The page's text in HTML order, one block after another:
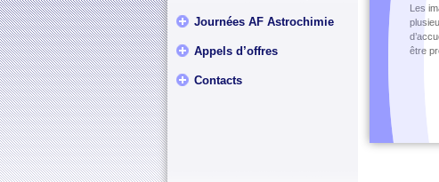
Journées AF Astrochimie
Appels d’offres
Contacts
Les
être